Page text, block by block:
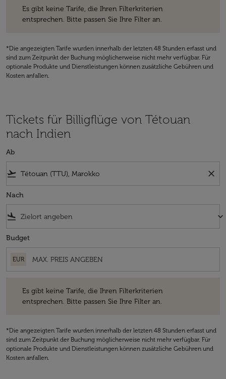
Es gibt keine Tarife, die Ihren Filterkriterien
entsprechen. Bitte passen Sie Ihre Filter an.
*Die angezeigten Tarife wurden innerhalb der letzten 48 Stunden erfasst und
sind zum Zeitpunkt der Buchung möglicherweise nicht mehr verfügbar. Für
optionale Produkte und Dienstleistungen können zusätzliche Gebühren und
Kosten anfallen.
Tickets für Billigflüge von Tétouan
nach Indien
Ab
flight_takeoff close
Nach
flight_land keyboard_arrow_down
Budget
EUR
Es gibt keine Tarife, die Ihren Filterkriterien
entsprechen. Bitte passen Sie Ihre Filter an.
*Die angezeigten Tarife wurden innerhalb der letzten 48 Stunden erfasst und
sind zum Zeitpunkt der Buchung möglicherweise nicht mehr verfügbar. Für
optionale Produkte und Dienstleistungen können zusätzliche Gebühren und
Kosten anfallen.